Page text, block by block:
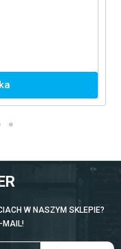
W NASZYM SKLEPIE?
MAIL!